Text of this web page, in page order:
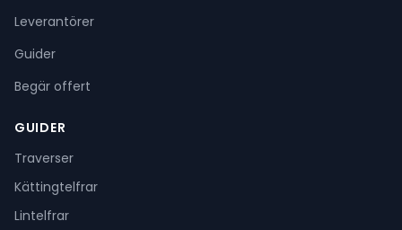
Leverantörer
Guider
Begär offert
GUIDER
Traverser
Kättingtelfrar
Lintelfrar